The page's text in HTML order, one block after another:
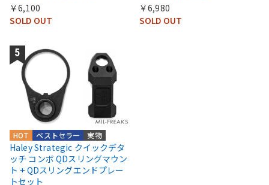
￥6,100
SOLD OUT
￥6,980
SOLD OUT
実物
ベストセラー
HOT
Haley Strategic クイックデタ
ッチ コンボ QDスリングマウン
ト + QDスリングエンドプレー
トセット